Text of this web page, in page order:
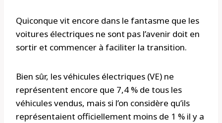
Quiconque vit encore dans le fantasme que les
voitures électriques ne sont pas l’avenir doit en
sortir et commencer à faciliter la transition.
Bien sûr, les véhicules électriques (VE) ne
représentent encore que 7,4 % de tous les
véhicules vendus, mais si l’on considère qu’ils
représentaient officiellement moins de 1 % il y a